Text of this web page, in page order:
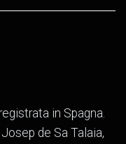
in Spagna.
de Sa Talaia,